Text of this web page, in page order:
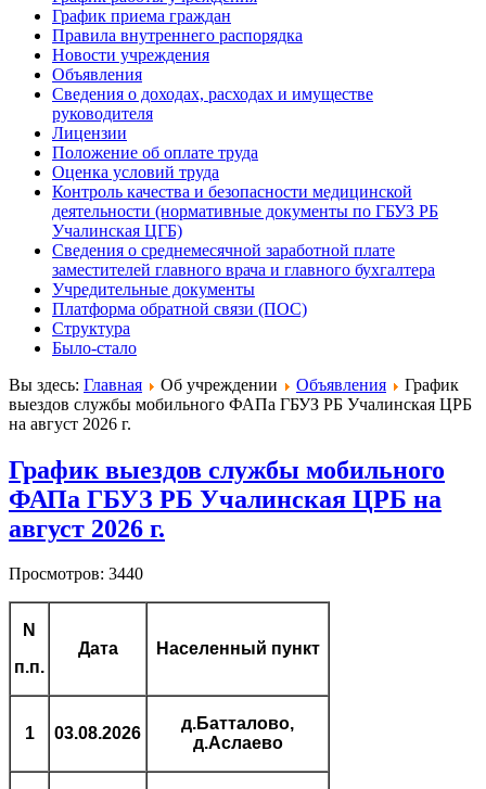
График приема граждан
Правила внутреннего распорядка
Новости учреждения
Объявления
Сведения о доходах, расходах и имуществе
руководителя
Лицензии
Положение об оплате труда
Оценка условий труда
Контроль качества и безопасности медицинской
деятельности (нормативные документы по ГБУЗ РБ
Учалинская ЦГБ)
Сведения о среднемесячной заработной плате
заместителей главного врача и главного бухгалтера
Учредительные документы
Платформа обратной связи (ПОС)
Структура
Было-стало
Вы здесь: Главная Об учреждении Объявления
График
выездов службы мобильного ФАПа ГБУЗ РБ Учалинская ЦРБ
на август 2026 г.
График выездов службы мобильного
ФАПа ГБУЗ РБ Учалинская ЦРБ на
август 2026 г.
Просмотров: 3440
N
п.п.
Дата Населенный пункт
1 03.08.2026
д.Батталово,
д.Аслаево